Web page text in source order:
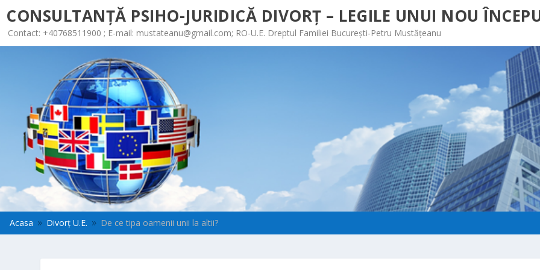
CONSULTANȚĂ PSIHO-JURIDICĂ DIVORȚ – LEGILE UNUI NOU
Contact: +40768511900 ; E-mail: mustateanu@gmail.com; RO-U.E. Dreptul Familiei București-Petru Mustățeanu
Acasa 9 Divorț U.E. 9 De ce tipa oamenii unii la altii?